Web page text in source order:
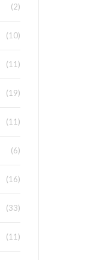
(2)
(10)
(11)
(19)
(11)
(6)
(16)
(33)
(11)